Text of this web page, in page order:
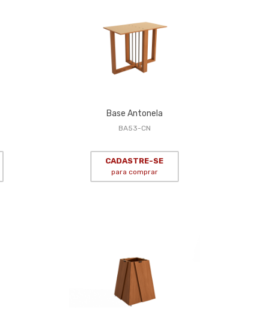
Base Antonela
BA53-CN
CADASTRE-SE
para comprar